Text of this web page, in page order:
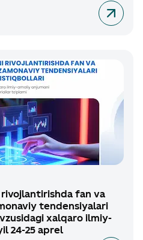
fan va
tendensiyalari
xalqaro ilmiy-
24-25 aprel